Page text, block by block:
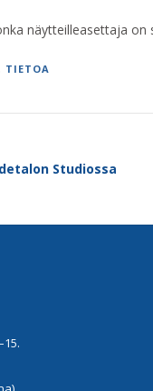
näytteilleasettaja on
TIETOA
Studiossa